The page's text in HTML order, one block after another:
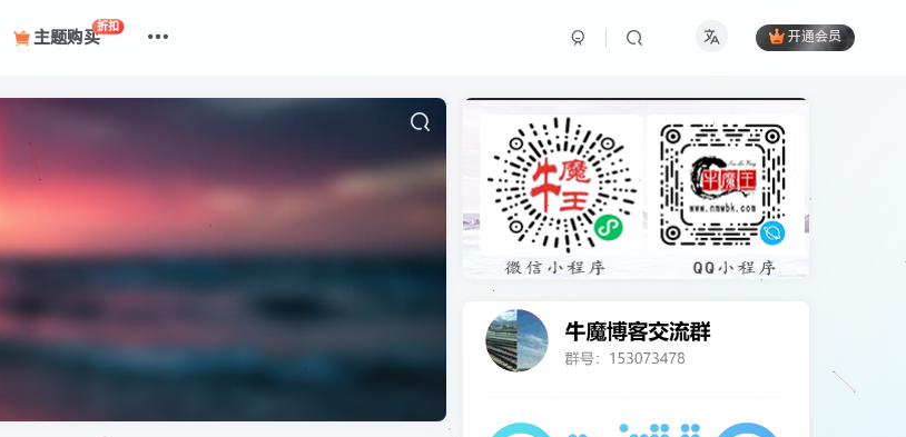
主题购买
折扣
开通会员